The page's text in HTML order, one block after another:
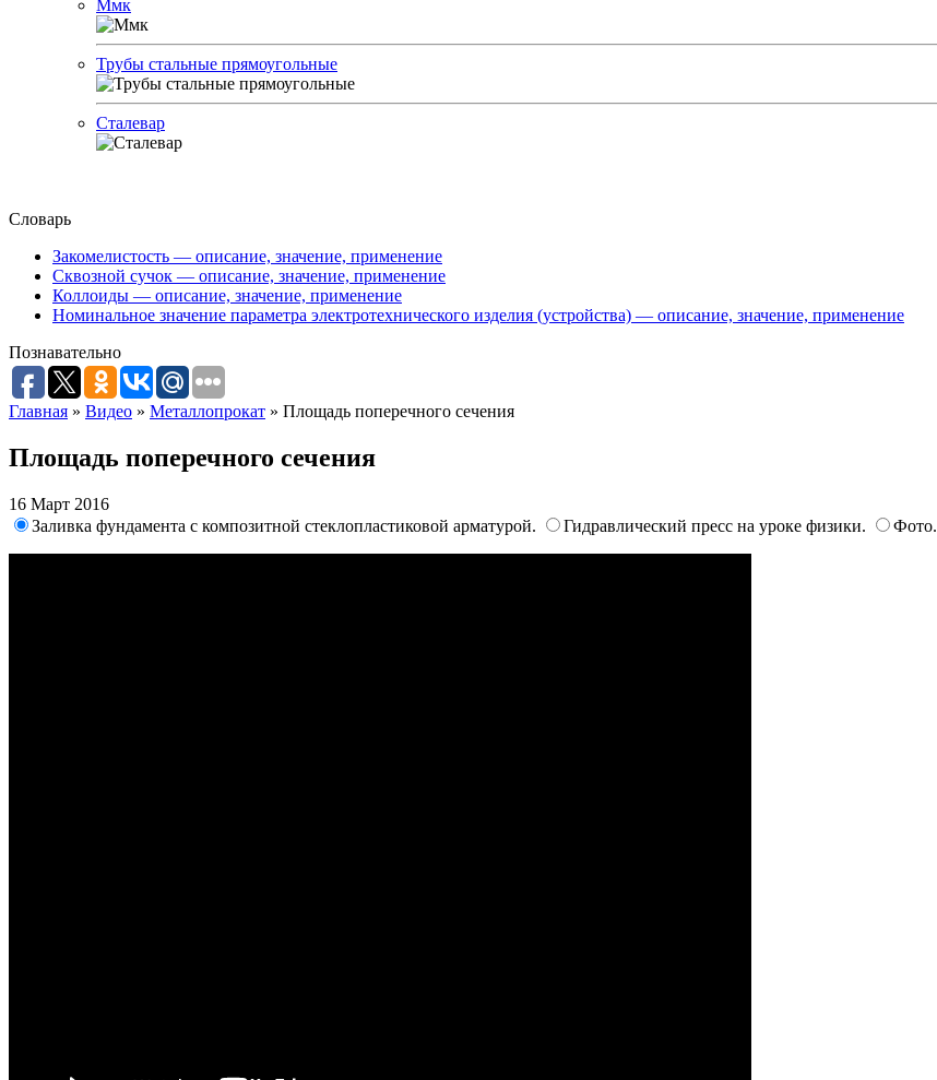
Ммк
Трубы стальные прямоугольные
Сталевар
Словарь
Закомелистость — описание, значение, применение
Сквозной сучок — описание, значение, применение
Коллоиды — описание, значение, применение
Номинальное значение параметра электротехнического изделия (устройства) — описание, значение, применение
Познавательно
Главная » Видео » Металлопрокат » Площадь поперечного сечения
Площадь поперечного сечения
16 Март 2016
Заливка фундамента с композитной стеклопластиковой арматурой.
Гидравлический пресс на уроке физики. Фото.